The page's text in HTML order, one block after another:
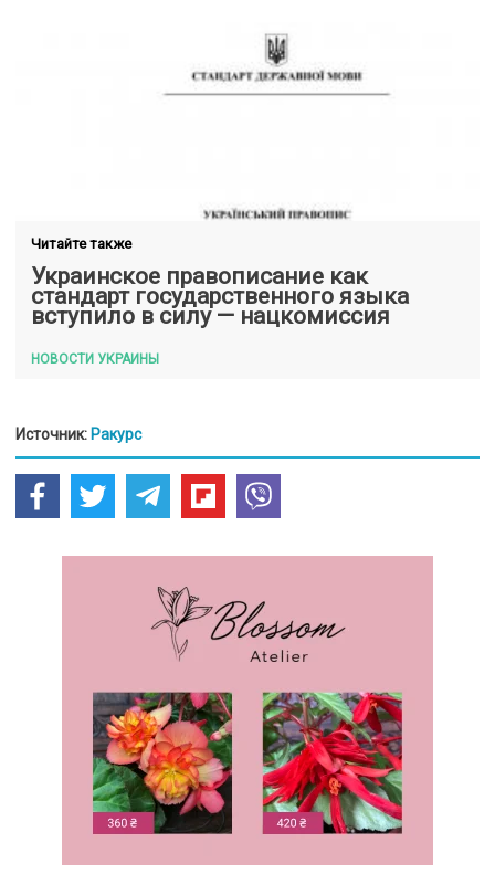
Читайте также
Украинское правописание как
стандарт государственного языка
вступило в силу — нацкомиссия
НОВОСТИ УКРАИНЫ
Источник: Ракурс